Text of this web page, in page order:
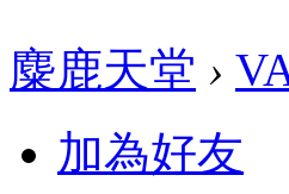
麋鹿天堂 ›
加為好友